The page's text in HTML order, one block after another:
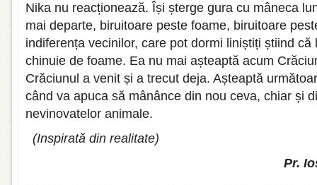
Nika nu reacționează. Își șterge gura cu mâneca
mai departe, biruitoare peste foame, biruitoare
indiferența vecinilor, care pot dormi liniștiți știind că
chinuie de foame. Ea nu mai așteaptă acum
Crăciunul a venit și a trecut deja. Așteaptă
când va apuca să mânânce din nou ceva, chiar și
nevinovatelor animale.
(Inspirată din realitate)
Pr.